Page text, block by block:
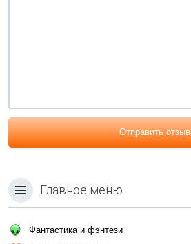
Отправить отзыв
Главное меню
Фантастика и фэнтези